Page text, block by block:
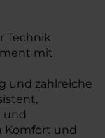
Technik
mit
und zahlreiche
und
Komfort und